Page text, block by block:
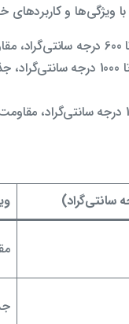
ویژگی‌ها و
: تحمل دمایی تا
سانتی‌گراد)